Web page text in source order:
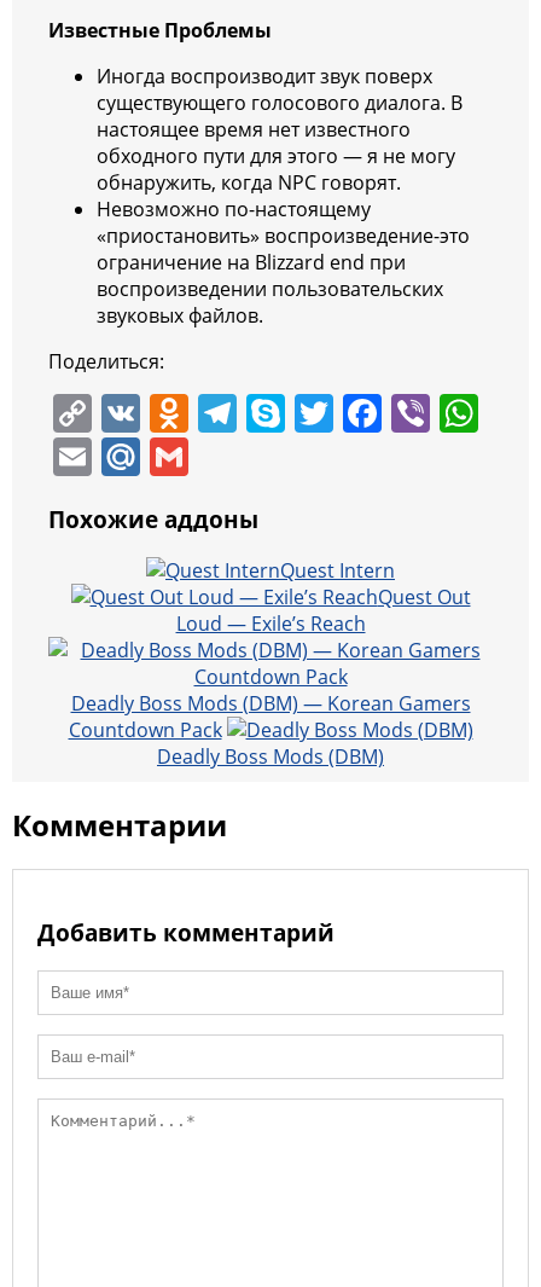
Известные Проблемы
Иногда воспроизводит звук поверх
существующего голосового диалога. В
настоящее время нет известного
обходного пути для этого — я не могу
обнаружить, когда NPC говорят.
Невозможно по-настоящему
«приостановить» воспроизведение-это
ограничение на Blizzard end при
воспроизведении пользовательских
звуковых файлов.
Поделиться:
C
o
p
y
n
k
V
K
O
o
kl
a
ss
ni
ki
T
gr
a
m
S
e
T F
b
o
o
k
Vi
p
E
ai
M
l.
R
u
ai
l
Похожие аддоны
Quest Intern
Quest Out
Loud — Exile’s Reach
Deadly Boss Mods (DBM) — Korean Gamers
Countdown Pack
Deadly Boss Mods (DBM)
Комментарии
Добавить комментарий